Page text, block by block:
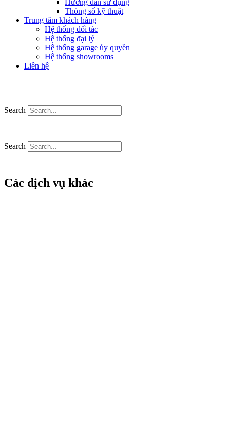
Hướng dẫn sử dụng
Thông số kỹ thuật
Trung tâm khách hàng
Hệ thống đối tác
Hệ thống đại lý
Hệ thống garage ủy quyền
Hệ thống showrooms
Liên hệ
Search
Search
Các dịch vụ khác